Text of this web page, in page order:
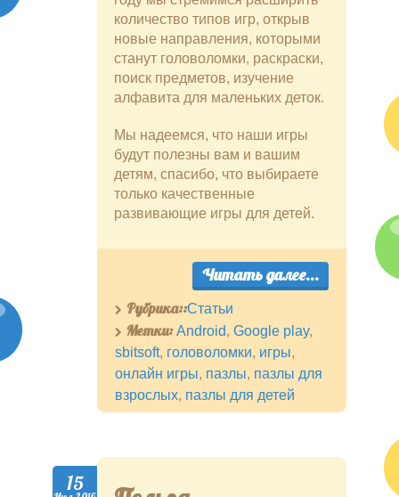
количество типов игр, открыв
новые направления, которыми
станут головоломки, раскраски,
поиск предметов, изучение
алфавита для маленьких деток.
Мы надеемся, что наши игры
будут полезны вам и вашим
детям, спасибо, что выбираете
только качественные
развивающие игры для детей.
Читать далее...
Рубрика::Статьи
Метки: Android, Google play,
sbitsoft, головоломки, игры,
онлайн игры, пазлы, пазлы для
взрослых, пазлы для детей
15